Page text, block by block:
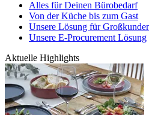
Alles für Deinen Bürobedarf
Von der Küche bis zum Gast
Unsere Lösung für
Unsere E-Procurement Lösung
Aktuelle Highlights